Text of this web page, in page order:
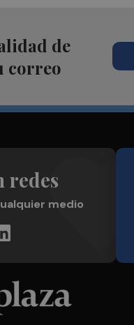
de
correo
redes
medio